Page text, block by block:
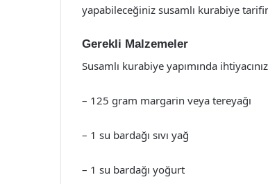
yapabileceğiniz susamlı kurabiye
Gerekli Malzemeler
Susamlı kurabiye yapımında
– 125 gram margarin veya tereyağı
– 1 su bardağı sıvı yağ
– 1 su bardağı yoğurt